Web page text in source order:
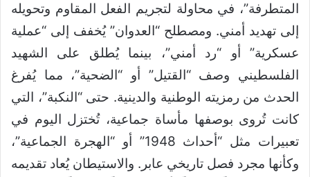
المتطرفة”، في محاولة لتجريم الفعل المقاوم وتحويله
إلى تهديد أمني. ومصطلح “العدوان” يُخفف إلى “عملية
عسكرية” أو “رد أمني”، بينما يُطلق على الشهيد
الفلسطيني وصف “القتيل” أو “الضحية”، مما يُفرغ
الحدث من رمزيته الوطنية والدينية. حتى “النكبة”، التي
كانت تُروى بوصفها مأساة جماعية، تُختزل اليوم في
تعبيرات مثل “أحداث 1948” أو “الهجرة الجماعية”،
وكأنها مجرد فصل تاريخي عابر. والاستيطان يُعاد تقديمه